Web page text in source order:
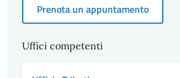
Prenota un appuntamento
Uffici competenti